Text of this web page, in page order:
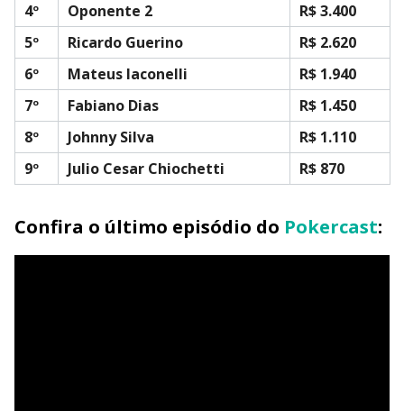
4º
Oponente 2
R$ 3.400
5º
Ricardo Guerino
R$ 2.620
6º
Mateus Iaconelli
R$ 1.940
7º
Fabiano Dias
R$ 1.450
8º
Johnny Silva
R$ 1.110
9º
Julio Cesar Chiochetti R$ 870
Confira o último episódio do Pokercast: